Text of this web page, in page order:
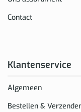
Contact
Klantenservice
Algemeen
Bestellen &